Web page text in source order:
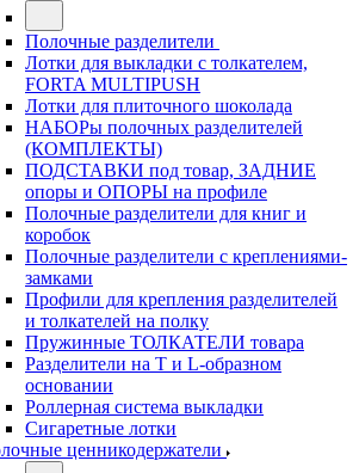
Полочные разделители
Лотки для выкладки с толкателем,
FORTA MULTIPUSH
Лотки для плиточного шоколада
НАБОРы полочных разделителей
(КОМПЛЕКТЫ)
ПОДСТАВКИ под товар, ЗАДНИЕ
опоры и ОПОРЫ на профиле
Полочные разделители для книг и
коробок
Полочные разделители с креплениями-
замками
Профили для крепления разделителей
и толкателей на полку
Пружинные ТОЛКАТЕЛИ товара
Разделители на Т и L-образном
основании
Роллерная система выкладки
Сигаретные лотки
ценникодержатели